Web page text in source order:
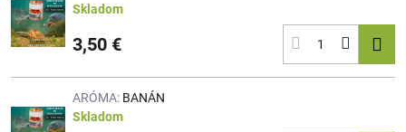
Skladom
3,50 €
ARÓMA: BANÁN
Skladom